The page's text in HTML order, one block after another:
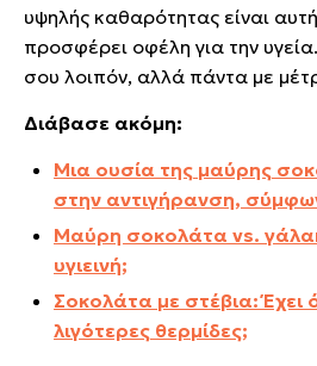
υψηλής καθαρότητας είναι
προσφέρει οφέλη για την
σου λοιπόν, αλλά πάντα με
Διάβασε ακόμη:
Μια ουσία της μαύρης
στην αντιγήρανση,
Μαύρη σοκολάτα vs.
υγιεινή;
Σοκολάτα με στέβια: Έχει
λιγότερες θερμίδες;